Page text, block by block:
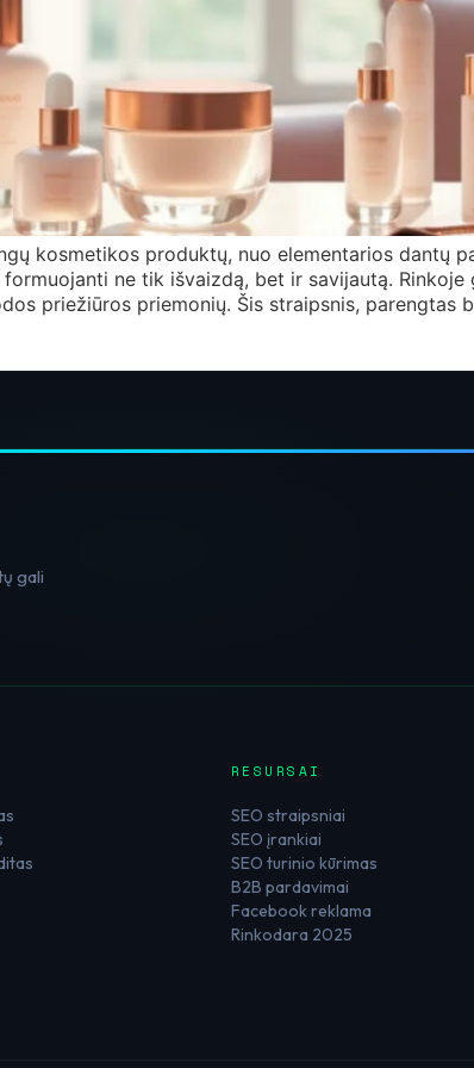
kosmetikos produktų, nuo elementarios dantų
ne tik išvaizdą, bet ir savijautą.
priežiūros priemonių. Šis straipsnis, parengtas
gali
RESURSAI
SEO straipsniai
SEO įrankiai
SEO turinio kūrimas
B2B pardavimai
Facebook reklama
Rinkodara 2025